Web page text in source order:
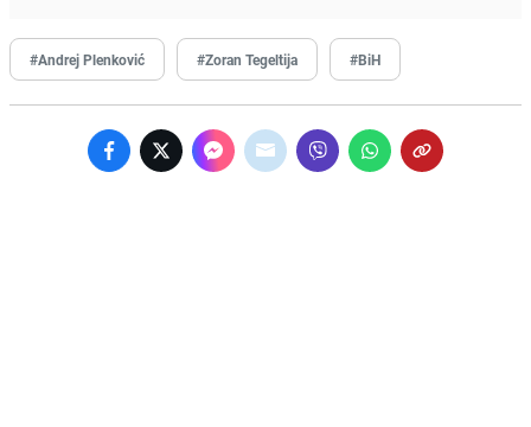
#Andrej Plenković #Zoran Tegeltija #BiH